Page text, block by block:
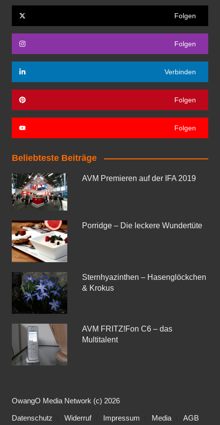
Folgen
Folgen
Verbinden
Folgen
Folgen
Beliebteste Beiträge
AVM Premieren auf der IFA 2019
Porridge – Die leckere Wundertüte
Sternhyazinthen – Hasenglöckchen
& Krokus
AVM FRITZ!Fon C6 – das
Multitalent
OwangO Media Network (c) 2026
Datenschutz Widerruf Impressum Media AGB